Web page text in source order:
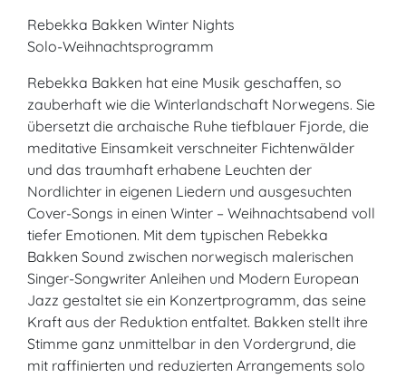
Rebekka Bakken Winter Nights
Solo-Weihnachtsprogramm
Rebekka Bakken hat eine Musik geschaffen, so
zauberhaft wie die Winterlandschaft Norwegens. Sie
übersetzt die archaische Ruhe tiefblauer Fjorde, die
meditative Einsamkeit verschneiter Fichtenwälder
und das traumhaft erhabene Leuchten der
Nordlichter in eigenen Liedern und ausgesuchten
Cover-Songs in einen Winter – Weihnachtsabend voll
tiefer Emotionen. Mit dem typischen Rebekka
Bakken Sound zwischen norwegisch malerischen
Singer-Songwriter Anleihen und Modern European
Jazz gestaltet sie ein Konzertprogramm, das seine
Kraft aus der Reduktion entfaltet. Bakken stellt ihre
Stimme ganz unmittelbar in den Vordergrund, die
mit raffinierten und reduzierten Arrangements solo